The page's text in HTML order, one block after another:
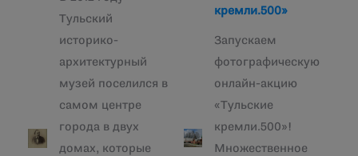
Тульский
историко-
архитектурный
музей поселился в
самом центре
города в двух
домах, которые
кремли.500»
Запускаем
фотографическую
онлайн-акцию
«Тульские
кремли.500»!
Множественное